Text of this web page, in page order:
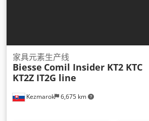
Kezmarok 6,675 km
家具元素生产线
Biesse Comil Insider KT2 KTC
KT2Z IT2G line